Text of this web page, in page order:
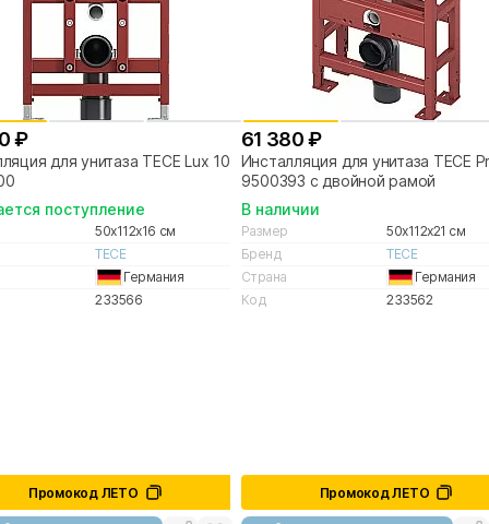
₽
для унитаза TECE Lux 100
поступление
50x112x16 см
TECE
Германия
233566
Промокод ЛЕТО
61 380 ₽
Инсталляция для унитаза TECE
9500393 с двойной рамой
В наличии
Размер
50x112x21 см
Бренд
TECE
Страна
Германия
Код
233562
Промокод ЛЕТО